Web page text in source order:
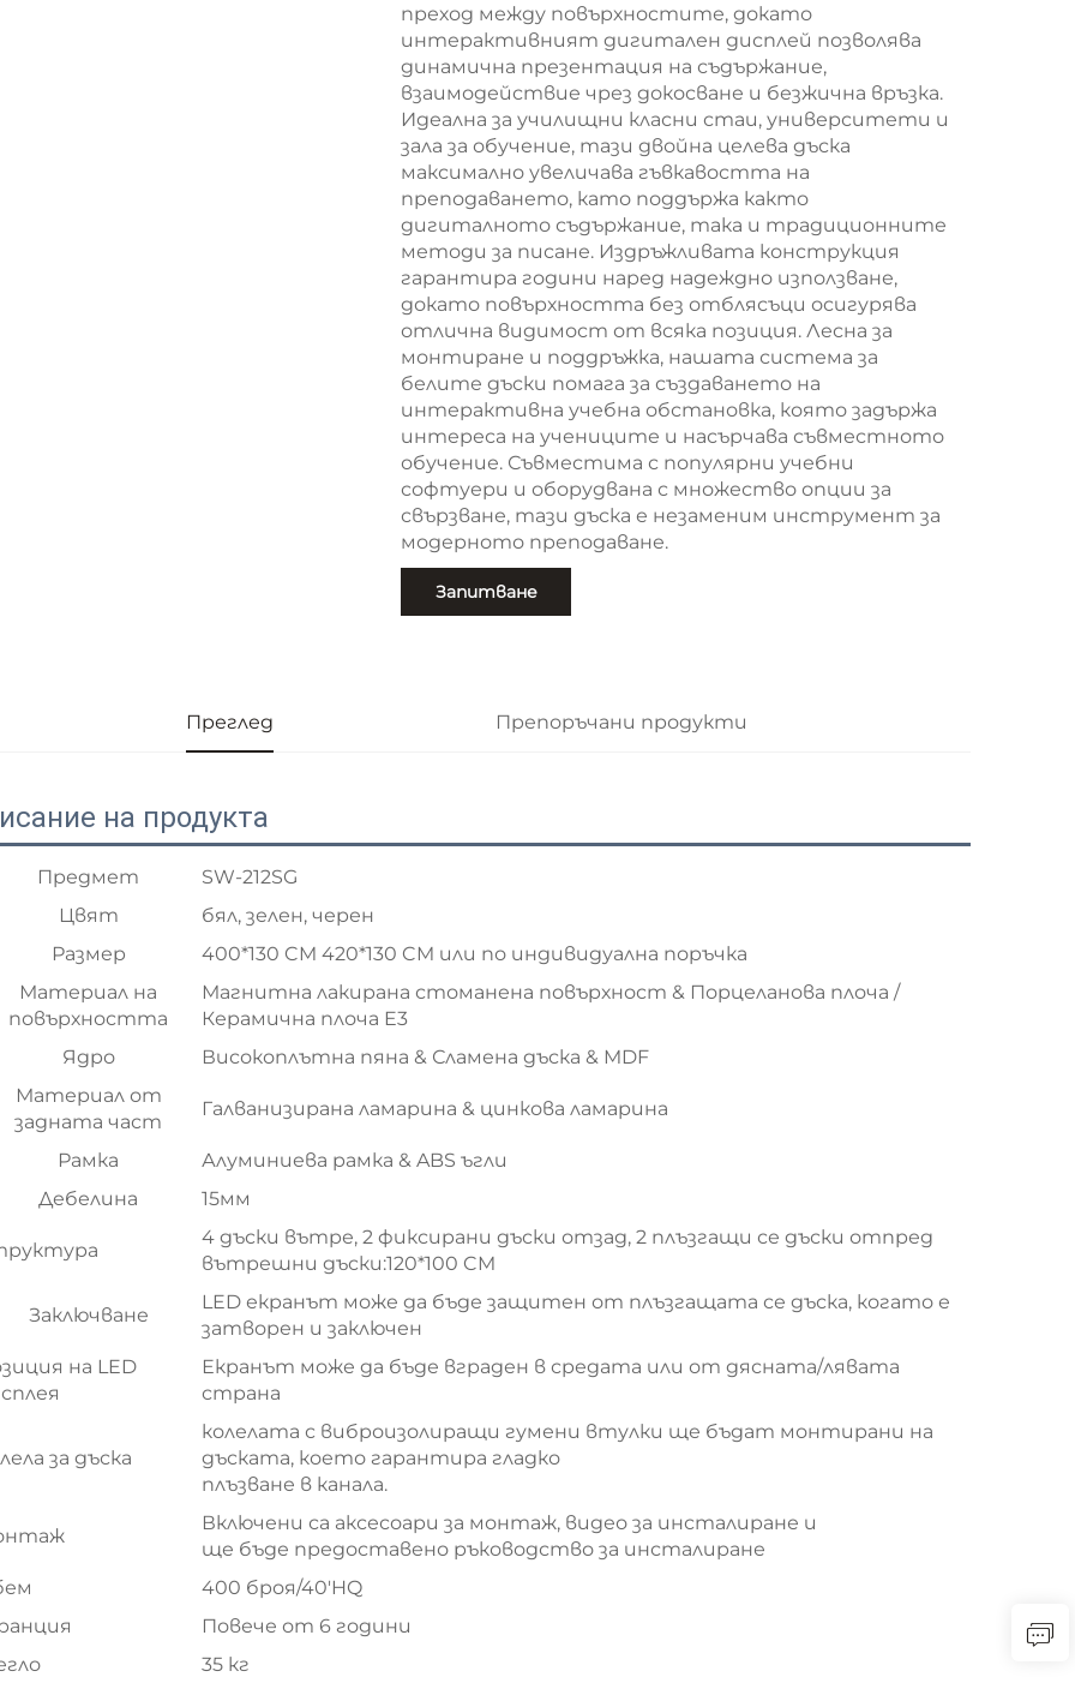
преход между повърхностите, докато
интерактивният дигитален дисплей позволява
динамична презентация на съдържание,
взаимодействие чрез докосване и безжична връзка.
Идеална за училищни класни стаи, университети и
зала за обучение, тази двойна целева дъска
максимално увеличава гъвкавостта на
преподаването, като поддържа както
дигиталното съдържание, така и традиционните
методи за писане. Издръжливата конструкция
гарантира години наред надеждно използване,
докато повърхността без отблясъци осигурява
отлична видимост от всяка позиция. Лесна за
монтиране и поддръжка, нашата система за
белите дъски помага за създаването на
интерактивна учебна обстановка, която задържа
интереса на учениците и насърчава съвместното
обучение. Съвместима с популярни учебни
софтуери и оборудвана с множество опции за
свързване, тази дъска е незаменим инструмент за
модерното преподаване.
Запитване
Преглед Препоръчани продукти
на продукта
Предмет
SW-212SG
Цвят
бял, зелен, черен
Размер
400*130 CM 420*130 CM или по индивидуална поръчка
Материал на
повърхността
Магнитна лакирана стоманена повърхност & Порцеланова плоча /
Керамична плоча E3
Ядро
Високоплътна пяна & Сламена дъска & MDF
Материал от
задната част
Галванизирана ламарина & цинкова ламарина
Рамка
Алуминиева рамка & ABS ъгли
Дебелина
15мм
4 дъски вътре, 2 фиксирани дъски отзад, 2 плъзгащи се дъски отпред
вътрешни дъски:120*100 CM
Заключване
LED екранът може да бъде защитен от плъзгащата се дъска, когато е
затворен и заключен
на LED
Екранът може да бъде вграден в средата или от дясната/лявата
страна
за дъска
колелата с виброизолиращи гумени втулки ще бъдат монтирани на
дъската, което гарантира гладко
плъзване в канала.
Включени са аксесоари за монтаж, видео за инсталиране и
ще бъде предоставено ръководство за инсталиране
400 броя/40'HQ
Повече от 6 години
35 кг